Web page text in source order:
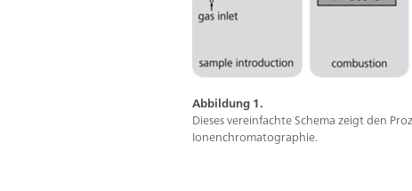
Abbildung 1.
Dieses vereinfachte Schema zeigt den
Ionenchromatographie.